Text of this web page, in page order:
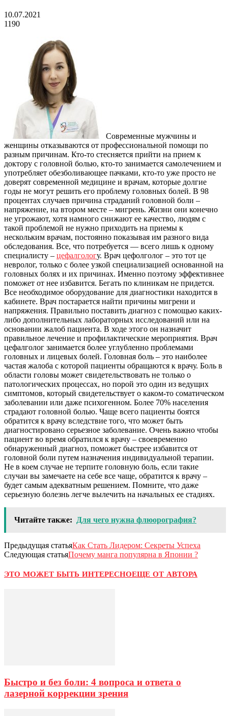
10.07.2021
1190
Современные мужчины и
женщины отказываются от профессиональной помощи по
разным причинам. Кто-то стесняется прийти на прием к
доктору с головной болью, кто-то занимается самолечением и
употребляет обезболивающее пачками, кто-то уже просто не
доверят современной медицине и врачам, которые долгие
годы не могут решить его проблему головных болей. В 98
процентах случаев причина страданий головной боли –
напряжение, на втором месте – мигрень. Жизни они конечно
не угрожают, хотя намного снижают ее качество, людям с
такой проблемой не нужно приходить на приемы к
нескольким врачам, постоянно показывая им разного вида
обследования. Все, что потребуется — всего лишь к одному
специалисту – цефалгологу. Врач цефолголог – это тот це
невролог, только с более узкой специализацией основанной на
головных болях и их причинах. Именно поэтому эффективнее
поможет от нее избавится. Бегать по клиникам не придется.
Все необходимое оборудование для диагностики находится в
кабинете. Врач постарается найти причины мигрени и
напряжения. Правильно поставить диагноз с помощью каких-
либо дополнительных лабораторных исследований или на
основании жалоб пациента. В ходе этого он назначит
правильное лечение и профилактические мероприятия. Врач
цефалголог занимается более углубленно проблемами
головных и лицевых болей. Головная боль – это наиболее
частая жалоба с которой пациенты обращаются к врачу. Боль в
области головы может свидетельствовать не только о
патологических процессах, но порой это один из ведущих
симптомов, который свидетельствует о каком-то соматическом
заболевании или даже психогенном. Более 70% населения
страдают головной болью. Чаще всего пациенты боятся
обратится к врачу вследствие того, что может быть
диагностировано серьезное заболевание. Очень важно чтобы
пациент во время обратился к врачу – своевременно
обнаруженный диагноз, поможет быстрее избавится от
головной боли путем назначения индивидуальной терапии.
Не в коем случае не терпите головную боль, если такие
случаи вы замечаете на себе все чаще, обратится к врачу –
будет самым адекватным решением. Помните, что даже
серьезную болезнь легче вылечить на начальных ее стадиях.
Читайте также: Для чего нужна флюорография?
Предыдущая статьяКак Стать Лидером: Секреты Успеха
Следующая статьяПочему манга популярна в Японии ?
ЭТО МОЖЕТ БЫТЬ ИНТЕРЕСНОЕЩЕ ОТ АВТОРА
Быстро и без боли: 4 вопроса и ответа о
лазерной коррекции зрения